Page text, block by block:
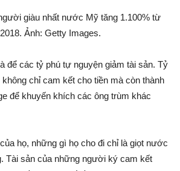
giàu nhất nước Mỹ tăng 1.100% từ
Ảnh: Getty Images.
để các tỷ phú tự nguyện gi‌ảm tài sả‌n. Tỷ
chỉ cam kết cho tiền mà còn thành
để khuyến khích các ông trùm khác
họ, những gì họ cho đi chỉ là giọt nước
Tài sả‌n của những người ký cam kết